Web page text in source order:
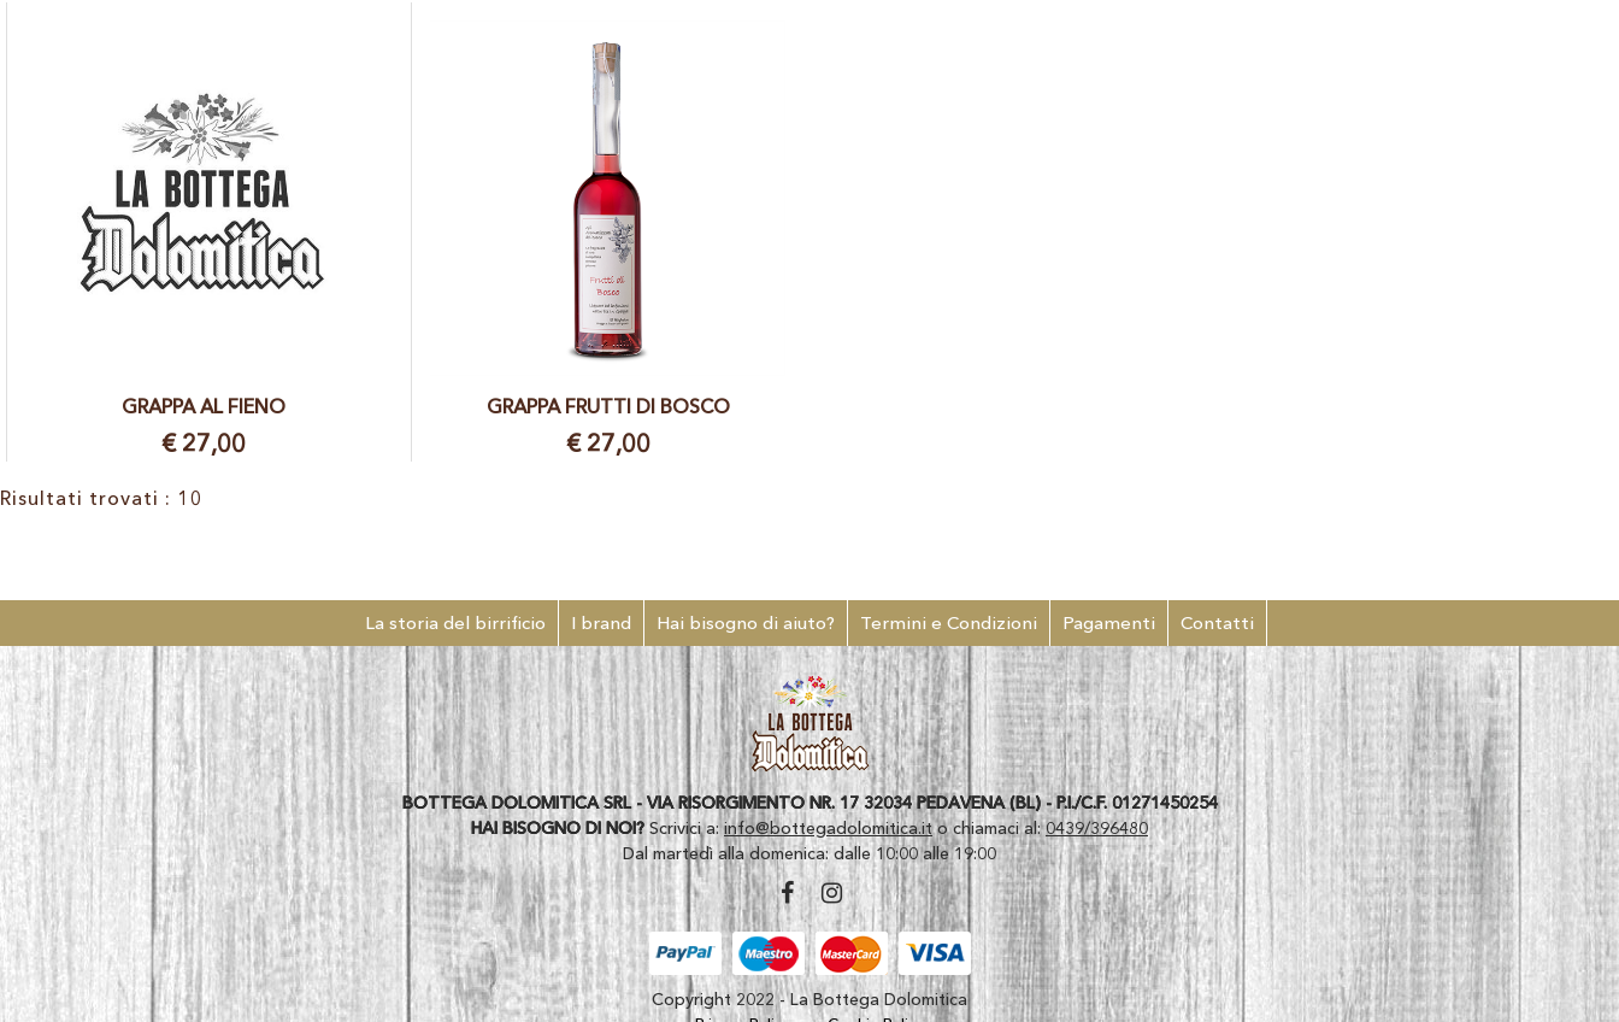
GRAPPA AL FIENO
€ 27,00
GRAPPA FRUTTI DI BOSCO
€ 27,00
Risultati trovati : 10
La storia del birrificio I brand Hai bisogno di aiuto? Termini e Condizioni Pagamenti Contatti
BOTTEGA DOLOMITICA SRL - VIA RISORGIMENTO NR. 17 32034 PEDAVENA (BL) - P.I./C.F. 01271450254
HAI BISOGNO DI NOI? Scrivici a: info@bottegadolomitica.ito chiamaci al:0439/396480
Dal martedì alla domenica: dalle 10:00 alle 19:00
Copyright 2022 - La Bottega Dolomitica